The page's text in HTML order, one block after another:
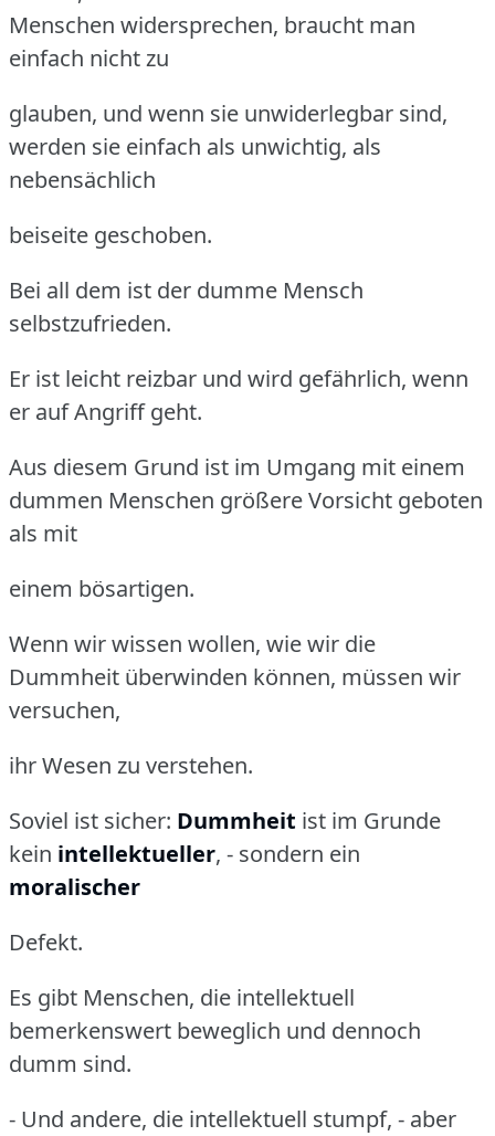
Menschen widersprechen, braucht man
einfach nicht zu
glauben, und wenn sie unwiderlegbar sind,
werden sie einfach als unwichtig, als
nebensächlich
beiseite geschoben.
Bei all dem ist der dumme Mensch
selbstzufrieden.
Er ist leicht reizbar und wird gefährlich, wenn
er auf Angriff geht.
Aus diesem Grund ist im Umgang mit einem
dummen Menschen größere Vorsicht geboten
als mit
einem bösartigen.
Wenn wir wissen wollen, wie wir die
Dummheit überwinden können, müssen wir
versuchen,
ihr Wesen zu verstehen.
Soviel ist sicher: Dummheit ist im Grunde
kein intellektueller, - sondern ein
moralischer
Defekt.
Es gibt Menschen, die intellektuell
bemerkenswert beweglich und dennoch
dumm sind.
- Und andere, die intellektuell stumpf, - aber